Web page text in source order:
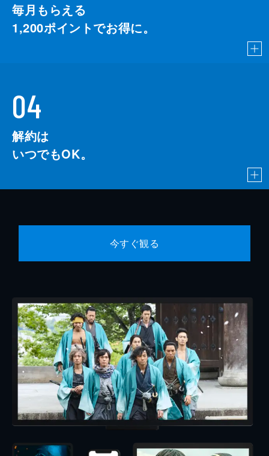
毎月もらえる
1,200ポイントでお得に。
04
解約は
いつでもOK。
今すぐ観る